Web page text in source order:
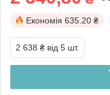
Економія 635.20 ₴
2 638 ₴ від 5 шт.